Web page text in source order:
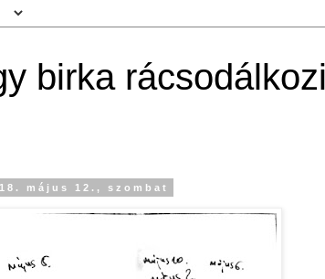
birka
május 12., szombat